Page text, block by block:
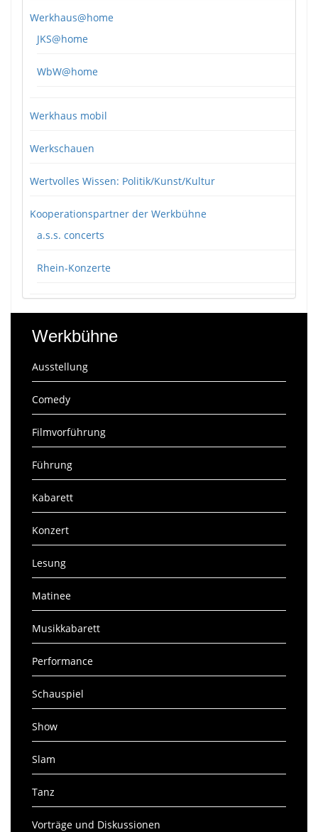
Werkhaus@home
JKS@home
WbW@home
Werkhaus mobil
Werkschauen
Wertvolles Wissen: Politik/Kunst/Kultur
Kooperationspartner der Werkbühne
a.s.s. concerts
Rhein-Konzerte
Werkbühne
Ausstellung
Comedy
Filmvorführung
Führung
Kabarett
Konzert
Lesung
Matinee
Musikkabarett
Performance
Schauspiel
Show
Slam
Tanz
Vorträge und Diskussionen